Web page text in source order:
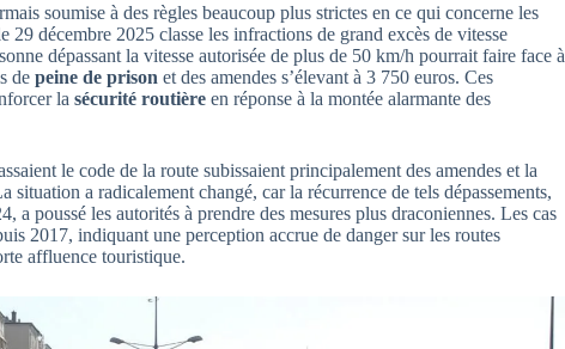
soumise à des règles beaucoup plus strictes en ce qui concerne les
29 décembre 2025 classe les infractions de grand excès de vitesse
dépassant la vitesse autorisée de plus de 50 km/h pourrait faire face à
de peine de prison et des amendes s’élevant à 3 750 euros. Ces
la sécurité routière en réponse à la montée alarmante des
le code de la route subissaient principalement des amendes et la
a radicalement changé, car la récurrence de tels dépassements,
a poussé les autorités à prendre des mesures plus draconiennes. Les cas
2017, indiquant une perception accrue de danger sur les routes
affluence touristique.